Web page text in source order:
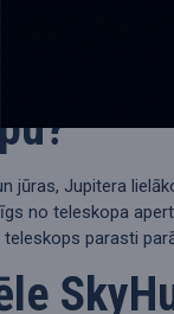
miglāju un
piedāvā arī
Jupitera
no teleskopa
parasti